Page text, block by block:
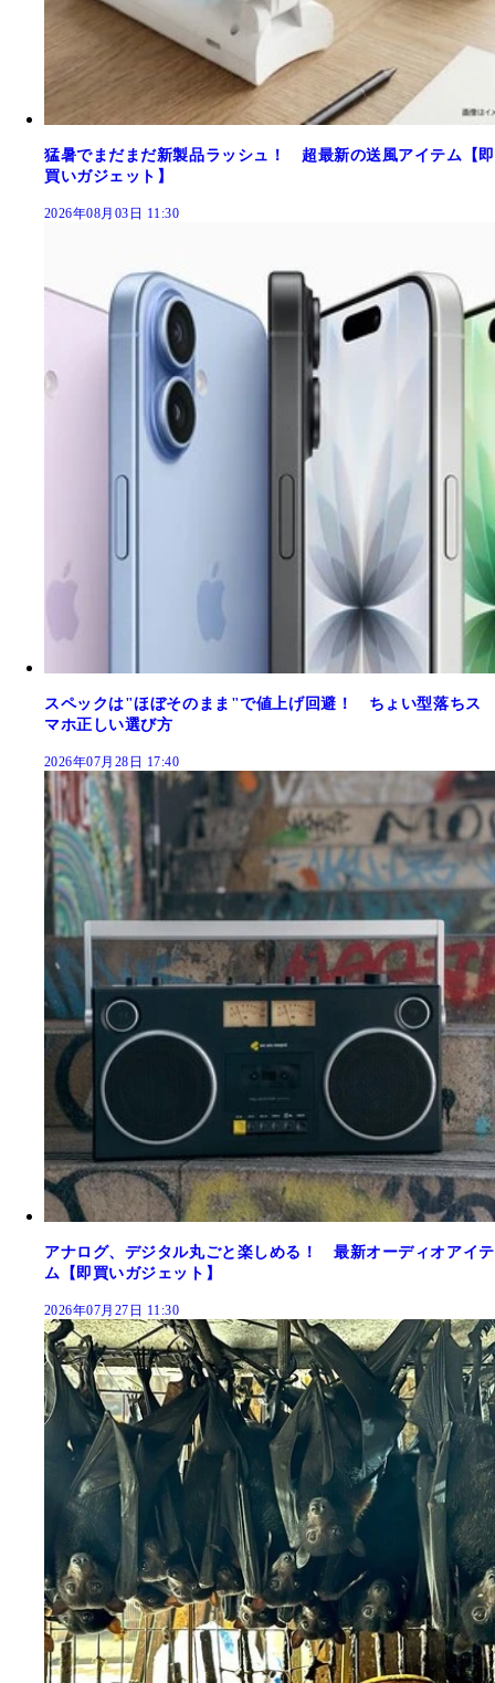
猛暑でまだまだ新製品ラッシュ！ 超最新の送風アイテム【即
買いガジェット】
2026年08月03日 11:30
スペックは"ほぼそのまま"で値上げ回避！ ちょい型落ちス
マホ正しい選び方
2026年07月28日 17:40
アナログ、デジタル丸ごと楽しめる！ 最新オーディオアイテ
ム【即買いガジェット】
2026年07月27日 11:30